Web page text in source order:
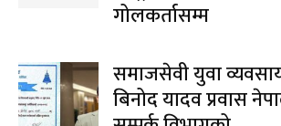
गोलकर्तासम्म
समाजसेवी युवा
बिनोद यादव प्रवास